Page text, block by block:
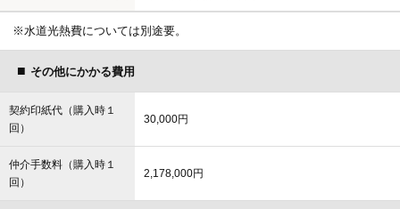
建築 2019年2月
●レストラン
●インフィニティプール
●フィットネスジム
●他施設／スカイテラス・オキナワ ハナサキマルシェ（飲食店・コンビ
※水道光熱費については別途要。
その他にかかる費用
契約印紙代（購入時１
回）
30,000円
仲介手数料（購入時１
回）
2,178,000円